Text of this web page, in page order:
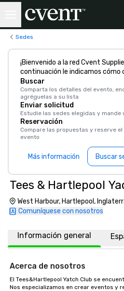
Sedes
¡Bienvenido a la red Cvent
continuación le indicamos cómo
Buscar
Comparta los detalles del evento,
agréguelas a su lista
Enviar solicitud
Estudie las sedes elegidas y mande
Reservación
Compare las propuestas y reserve
evento
Más información Buscar
Tees & Hartlepool
West Harbour, Hartlepool,
Comuníquese con nosotros
Información general
Acerca de nosotros
El Tees&Hartlepool Yatch Club se
Nos especializamos en crear eventos y